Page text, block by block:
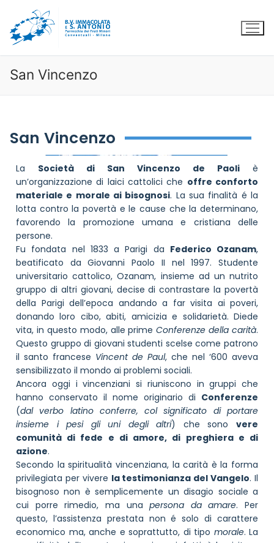
San Vincenzo
San Vincenzo
La Società di San Vincenzo de Paoli è
un’organizzazione di laici cattolici che offre conforto
materiale e morale ai bisognosi. La sua finalità é la
lotta contro la povertà e le cause che la determinano,
favorendo la promozione umana e cristiana delle
persone.
Fu fondata nel 1833 a Parigi da Federico Ozanam,
beatificato da Giovanni Paolo II nel 1997. Studente
universitario cattolico, Ozanam, insieme ad un nutrito
gruppo di altri giovani, decise di contrastare la povertà
della Parigi dell’epoca andando a far visita ai poveri,
donando loro cibo, abiti, amicizia e solidarietà. Diede
vita, in questo modo, alle primeConferenze della carità.
Questo gruppo di giovani studenti scelse come patrono
il santo francese Vincent de Paul, che nel ‘600 aveva
sensibilizzato il mondo ai problemi sociali.
Ancora oggi i vincenziani si riuniscono in gruppi che
hanno conservato il nome originario di Conferenze
(dal verbo latino conferre, col significato di portare
insieme i pesi gli uni degli altri) che sonovere
comunità di fede e di amore, di preghiera e di
azione.
Secondo la spiritualità vincenziana, la carità è la forma
privilegiata per vivere la testimonianza del Vangelo. Il
bisognoso non è semplicemente un disagio sociale a
cui porre rimedio, ma unapersona da amare. Per
questo, l’assistenza prestata non é solo di carattere
economico ma, anche e soprattutto, di tipo morale. La